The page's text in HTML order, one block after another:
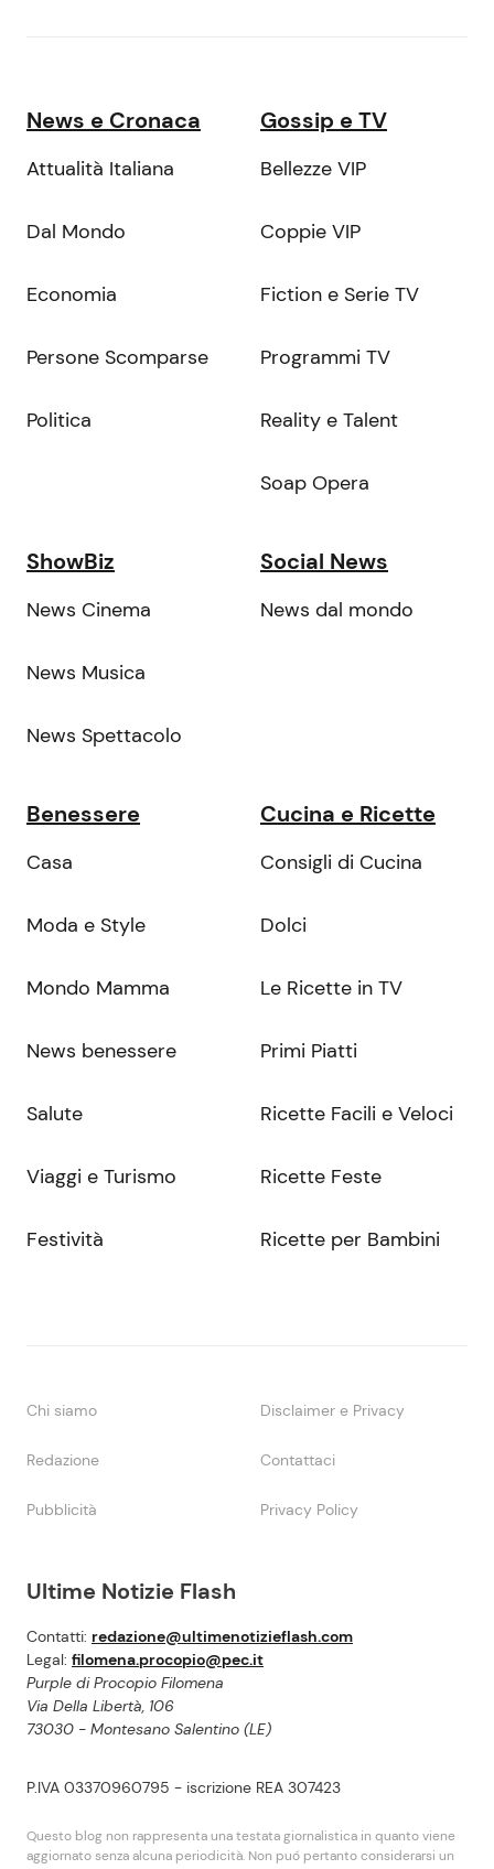
Ultime Notizie Flash
Contatti: redazione@ultimenotizieflash.com
Legal: filomena.procopio@pec.it
Purple di Procopio Filomena
Via Della Libertà, 106
73030 - Montesano Salentino (LE)
P.IVA 03370960795 - iscrizione REA 307423
Questo blog non rappresenta una testata giornalistica in quanto viene
aggiornato senza alcuna periodicità. Non puó pertanto considerarsi un
News e Cronaca
Attualità Italiana
Dal Mondo
Economia
Persone Scomparse
Politica
Gossip e TV
Bellezze VIP
Coppie VIP
Fiction e Serie TV
Programmi TV
Reality e Talent
Soap Opera
ShowBiz
News Cinema
News Musica
News Spettacolo
Social News
News dal mondo
Benessere
Casa
Moda e Style
Mondo Mamma
News benessere
Salute
Viaggi e Turismo
Festività
Cucina e Ricette
Consigli di Cucina
Dolci
Le Ricette in TV
Primi Piatti
Ricette Facili e Veloci
Ricette Feste
Ricette per Bambini
Chi siamo Disclaimer e Privacy
Redazione Contattaci
Pubblicità Privacy Policy